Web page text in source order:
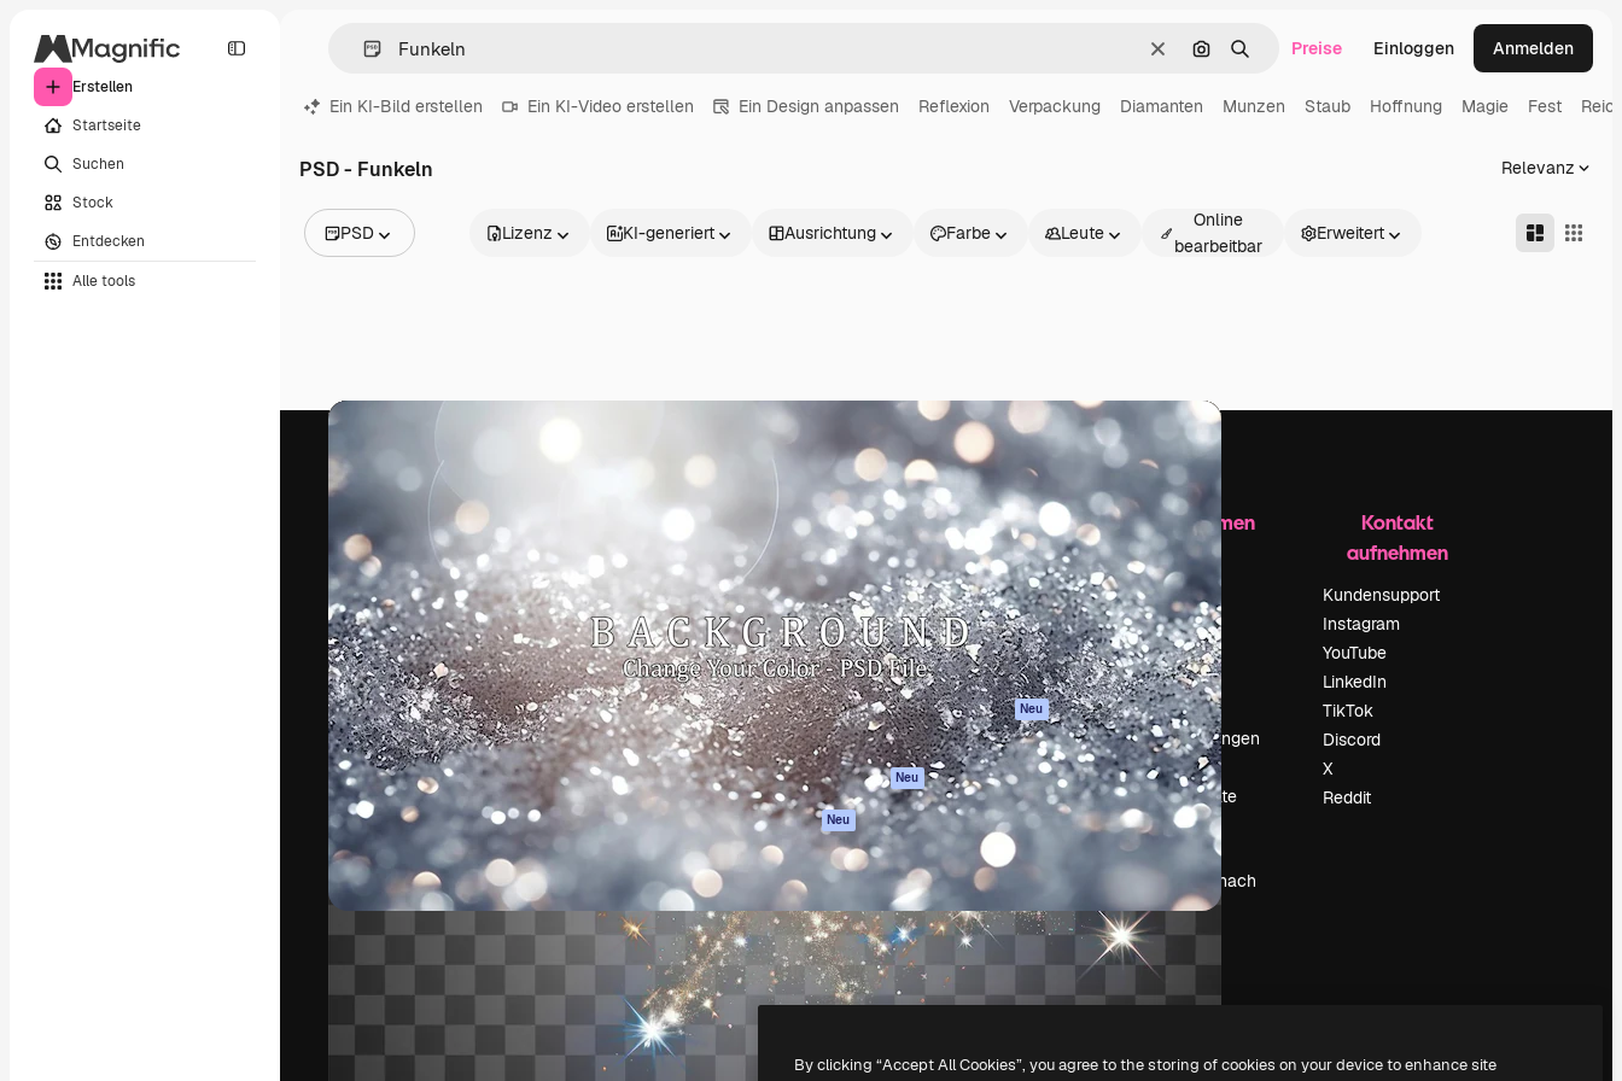
Erstellen
Startseite
Suchen
Stock
Entdecken
Alle tools
LöschenNach Bild suchen
SuchenPreise Einloggen Anmelden
Ein KI-Bild erstellen Ein KI-Video erstellen Ein Design anpassen Reflexion Verpackung Diamanten Munzen Staub Hoffnung Magie Fest
PSD - Funkeln Relevanz
PSD
Videos
Filmmaterial
Motion Graphics
Videovorlagen
Icons
Schriftarten
Lizenz KI-generiert Ausrichtung Farbe Leute
Online
bearbeitbar
Erweitert
Die kreative Plattform, um deine beste
Arbeit zu verwirklichen. Mehr als 1 Million
Abonnenten unter Kreativen, Unternehmen,
Agenturen und Studios.
Deutsch
Produkte
Spaces
KI-Assistent
KI-Bildgenerator
KI-Videogenerator
KI-
Stimmengenerator
Stock-Inhalte
MCP für
Claude/ChatGPT
Neu
Agenten Neu
API
Mobile App
Alle Magnific-Tools
Loslegen
Academy
Dokumentation
Support
AGB
Datenschutzerklärung
Originale Neu
Cookie-Richtlinie
Vertrauenszentrum
Partner
Unternehmen
Unternehmen
Preise
Über uns
Reviews
Karriere
Suchtrends
Blog
Veranstaltungen
Slidesgo
Deine Inhalte
verkaufen
Pressesaal
Suchst du nach
magnific.ai
Kontakt
aufnehmen
Kundensupport
Instagram
YouTube
LinkedIn
TikTok
Discord
X
Reddit
Freepik Company S.L.U. Alle Rechte vorbehalten
By clicking “Accept All Cookies”, you agree to the storing of cookies on your device to enhance site